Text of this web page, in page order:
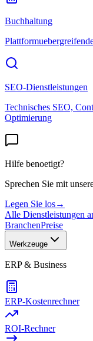
Buchhaltung
SEO-Dienstleistungen
Technisches SEO,
Optimierung
Hilfe benoetigt?
Sprechen Sie mit
Legen Sie los→
Alle Dienstleistungen
BranchenPreise
Werkzeuge
ERP & Business
ERP-Kostenrechner
ROI-Rechner